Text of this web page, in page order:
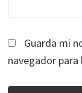
Guarda mi
navegador